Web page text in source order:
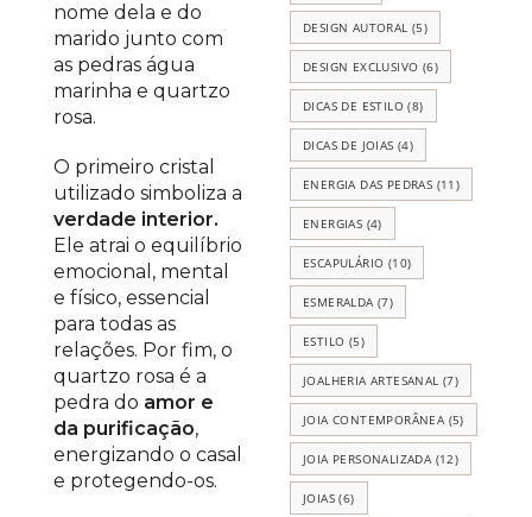
nome dela e do
marido junto com
as pedras água
marinha e quartzo
rosa.
O primeiro cristal
utilizado simboliza a
verdade interior.
Ele atrai o equilíbrio
emocional, mental
e físico, essencial
para todas as
relações. Por fim, o
quartzo rosa é a
pedra do amor e
da purificação,
energizando o casal
e protegendo-os.
DESIGN AUTORAL (5)
DESIGN EXCLUSIVO (6)
DICAS DE ESTILO (8)
DICAS DE JOIAS (4)
ENERGIA DAS PEDRAS (11)
ENERGIAS (4)
ESCAPULÁRIO (10)
ESMERALDA (7)
ESTILO (5)
JOALHERIA ARTESANAL (7)
JOIA CONTEMPORÂNEA (5)
JOIA PERSONALIZADA (12)
JOIAS (6)